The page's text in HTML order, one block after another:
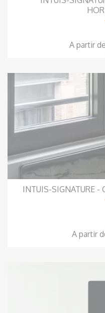
A partir de
INTUIS-SIGNATURE -
A partir